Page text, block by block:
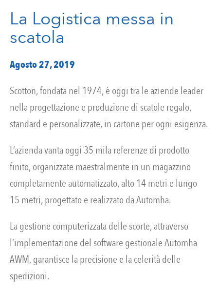
La Logistica messa in
scatola
Agosto 27, 2019
Scotton, fondata nel 1974, è oggi tra le aziende leader
nella progettazione e produzione di scatole regalo,
standard e personalizzate, in cartone per ogni esigenza.
L’azienda vanta oggi 35 mila referenze di prodotto
finito, organizzate maestralmente in un magazzino
completamente automatizzato, alto 14 metri e lungo
15 metri, progettato e realizzato da Automha.
La gestione computerizzata delle scorte, attraverso
l’implementazione del software gestionale Automha
AWM, garantisce la precisione e la celerità delle
spedizioni.